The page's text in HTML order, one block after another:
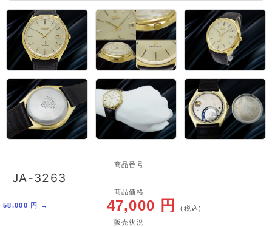
商品番号:
JA-3263
商品価格:
58,000 円 →
47,000 円(税込)
販売状況: